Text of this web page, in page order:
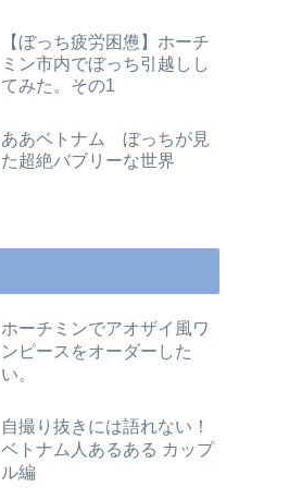
【ぼっち疲労困憊】ホーチ
ミン市内でぼっち引越しし
てみた。その1
ああベトナム ぼっちが見
た超絶バブリーな世界
ホーチミンでアオザイ風ワ
ンピースをオーダーした
い。
自撮り抜きには語れない！
ベトナム人あるある カップ
ル編